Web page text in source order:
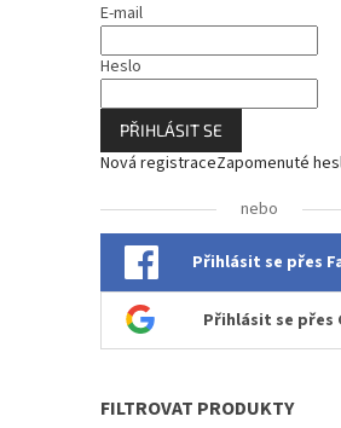
E-mail
Heslo
PŘIHLÁSIT SE
Nová registraceZapomenuté
nebo
Přihlásit se přes
Přihlásit se přes